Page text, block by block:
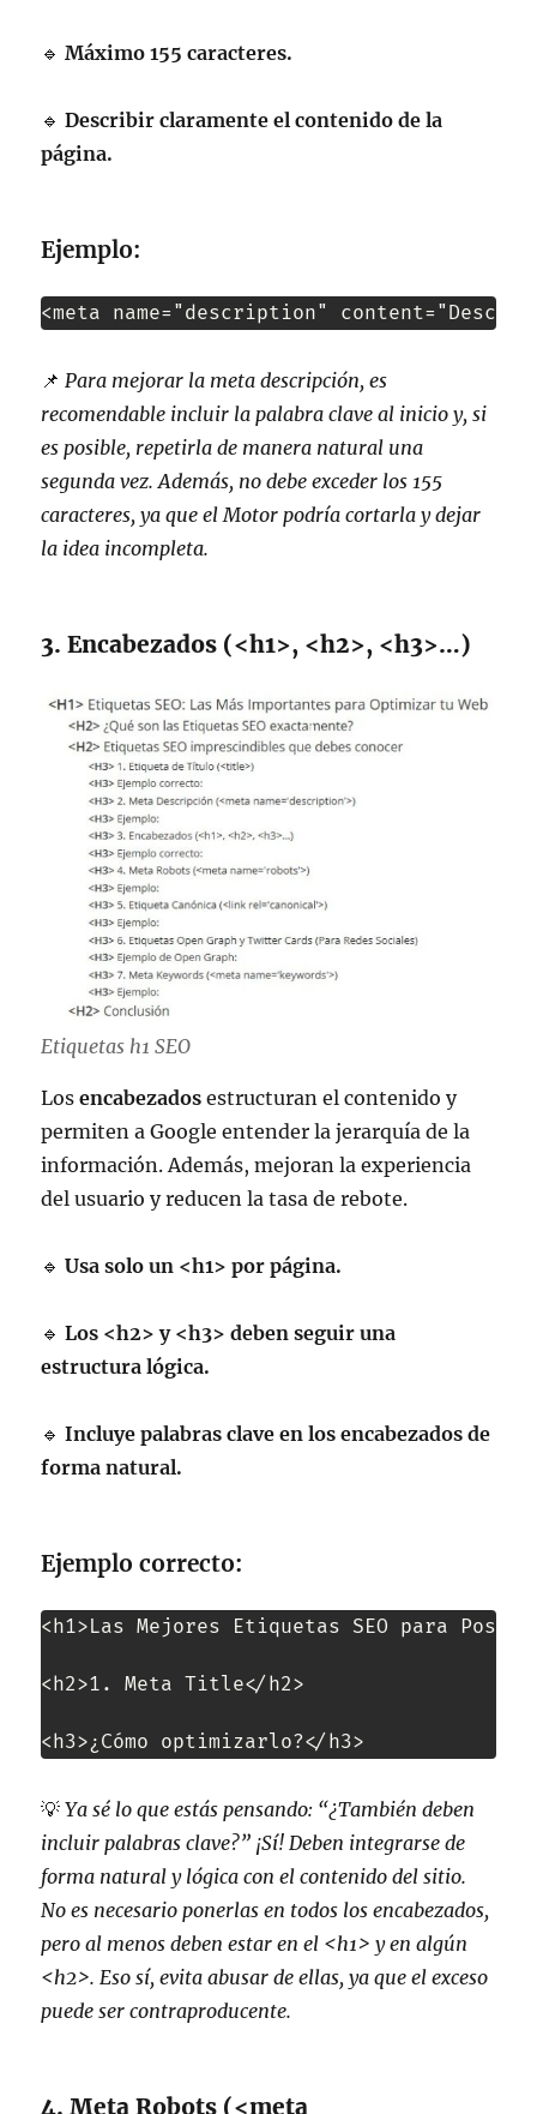
🔹Máximo 155 caracteres.
🔹Describir claramente el contenido de la
página.
Ejemplo:
<meta name="description"
📌Para mejorar la meta descripción, es
recomendable incluir la palabra clave al inicio y, si
es posible, repetirla de manera natural una
segunda vez. Además, no debe exceder los 155
caracteres, ya que el Motor podría cortarla y dejar
la idea incompleta.
3. Encabezados (<h1>, <h2>, <h3>…)
Etiquetas h1 SEO
Losencabezados estructuran el contenido y
permiten a Google entender la jerarquía de la
información. Además, mejoran la experiencia
del usuario y reducen la tasa de rebote.
🔹Usa solo un <h1> por página.
🔹Los <h2> y <h3> deben seguir una
estructura lógica.
🔹Incluye palabras clave en los encabezados de
forma natural.
Ejemplo correcto:
<h1>Las Mejores Etiquetas SEO para
<h2>1. Meta Title</h2>
<h3>¿Cómo optimizarlo?</h3>
💡Ya sé lo que estás pensando: “¿También deben
incluir palabras clave?” ¡Sí! Deben integrarse de
forma natural y lógica con el contenido del sitio.
No es necesario ponerlas en todos los encabezados,
pero al menos deben estar en el <h1> y en algún
<h2>. Eso sí, evita abusar de ellas, ya que el exceso
puede ser contraproducente.
4. Meta Robots (<meta